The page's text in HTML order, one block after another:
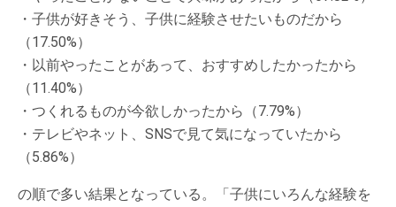
・子供が好きそう、子供に経験させたいものだから
（17.50%）
・以前やったことがあって、おすすめしたかったから
（11.40%）
・つくれるものが今欲しかったから（7.79%）
・テレビやネット、SNSで見て気になっていたから
（5.86%）
の順で多い結果となっている。「子供にいろんな経験を